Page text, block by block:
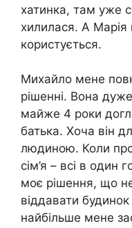
хатинка, там уже
хилилася. А
користується.
Михайло мене
рішенні. Вона
майже 4 роки
батька. Хоча він
людиною. Коли
сім’я – всі в один
моє рішення, що
віддавати
найбільше мене